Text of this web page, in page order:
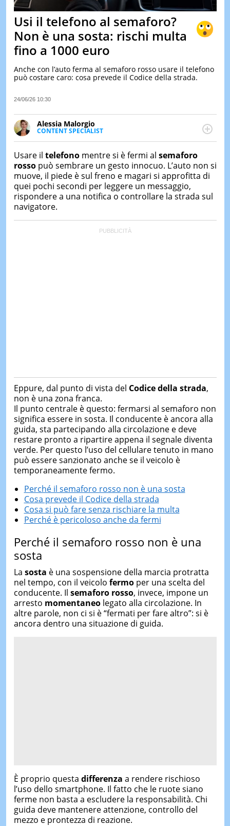
&
TEST
&
LE
DI
IERI
Usi il telefono al semaforo?
Non è una sosta: rischi multa
fino a 1000 euro
Anche con l’auto ferma al semaforo rosso usare il telefono
può costare caro: cosa prevede il Codice della strada.
24/06/26 10:30
Alessia Malorgio
CONTENT SPECIALIST
Ha conseguito un Master in Marketing Management
occupa della creazione di contenuti in ottica SEO e
dello sviluppo di strategie marketing attraverso
canali digitali.
Usare il telefonomentre si è fermi al semaforo
rossopuò sembrare un gesto innocuo. L’auto non si
muove, il piede è sul freno e magari si approfitta di
quei pochi secondi per leggere un messaggio,
rispondere a una notifica o controllare la strada sul
navigatore.
Eppure, dal punto di vista del Codice della strada,
non è una zona franca.
Il punto centrale è questo: fermarsi al semaforo non
significa essere in sosta. Il conducente è ancora alla
guida, sta partecipando alla circolazione e deve
restare pronto a ripartire appena il segnale diventa
verde. Per questo l’uso del cellulare tenuto in mano
può essere sanzionato anche se il veicolo è
temporaneamente fermo.
Perché il semaforo rosso non è una sosta
Cosa prevede il Codice della strada
Cosa si può fare senza rischiare la multa
Perché è pericoloso anche da fermi
Perché il semaforo rosso non è una
sosta
La sosta è una sospensione della marcia protratta
nel tempo, con il veicolo fermoper una scelta del
conducente. Il semaforo rosso, invece, impone un
arresto momentaneolegato alla circolazione. In
altre parole, non ci si è “fermati per fare altro”: si è
ancora dentro una situazione di guida.
È proprio questa differenza a rendere rischioso
l’uso dello smartphone. Il fatto che le ruote siano
ferme non basta a escludere la responsabilità. Chi
guida deve mantenere attenzione, controllo del
mezzo e prontezza di reazione.